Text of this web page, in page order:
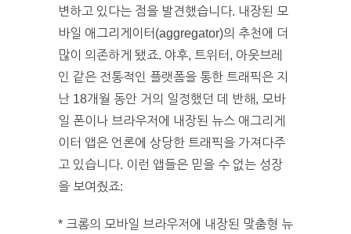
변하고 있다는 점을 발견했습니다. 내장된 모
바일 애그리게이터(aggregator)의 추천에 더
많이 의존하게 됐죠. 야후, 트위터, 아웃브레
인 같은 전통적인 플랫폼을 통한 트래픽은 지
난 18개월 동안 거의 일정했던 데 반해, 모바
일 폰이나 브라우저에 내장된 뉴스 애그리게
이터 앱은 언론에 상당한 트래픽을 가져다주
고 있습니다. 이런 앱들은 믿을 수 없는 성장
을 보여줬죠:
* 크롬의 모바일 브라우저에 내장된 맞춤형 뉴